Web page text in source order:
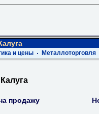
и цены Металлоторговля
продажу